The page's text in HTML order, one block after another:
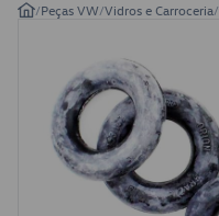
/Peças VW/Vidros e Carroceria/